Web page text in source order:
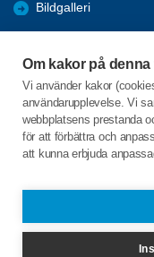
Om kakor på
Vi använder kakor
användarupplevelse. Vi
webbplatsens prestanda
för att förbättra och
att kunna erbjuda
Bildgalleri
Engagera DIG i vår
C/o:Lennart Lööw